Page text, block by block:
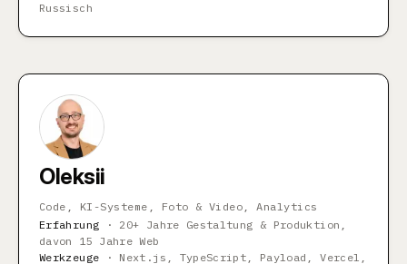
Russisch
Oleksii
Code, KI-Systeme, Foto & Video, Analytics
Erfahrung · 20+ Jahre Gestaltung & Produktion,
davon 15 Jahre Web
Werkzeuge · Next.js, TypeScript, Payload, Vercel,